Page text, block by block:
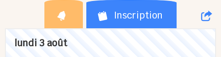
Inscription
lundi 3 août